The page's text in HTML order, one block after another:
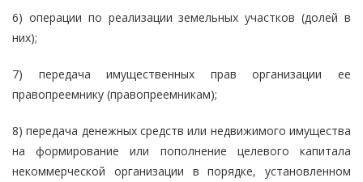
6) операции по реализации земельных участков (долей в
них);
7) передача имущественных прав организации ее
правопреемнику (правопреемникам);
8) передача денежных средств или недвижимого имущества
на формирование или пополнение целевого капитала
некоммерческой организации в порядке, установленном